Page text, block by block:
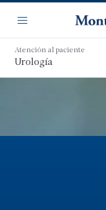
contenido
principal
Navegación
Menú
Atención al paciente
Urología